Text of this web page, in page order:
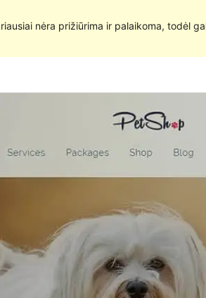
nėra prižiūrima ir palaikoma, todėl